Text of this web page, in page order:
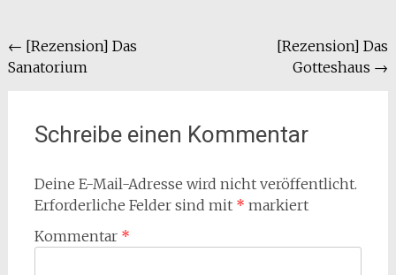
Beitragsnavigation
← [Rezension] Das
Sanatorium
[Rezension] Das
Gotteshaus →
Schreibe einen Kommentar
Deine E-Mail-Adresse wird nicht veröffentlicht.
Erforderliche Felder sind mit * markiert
Kommentar *